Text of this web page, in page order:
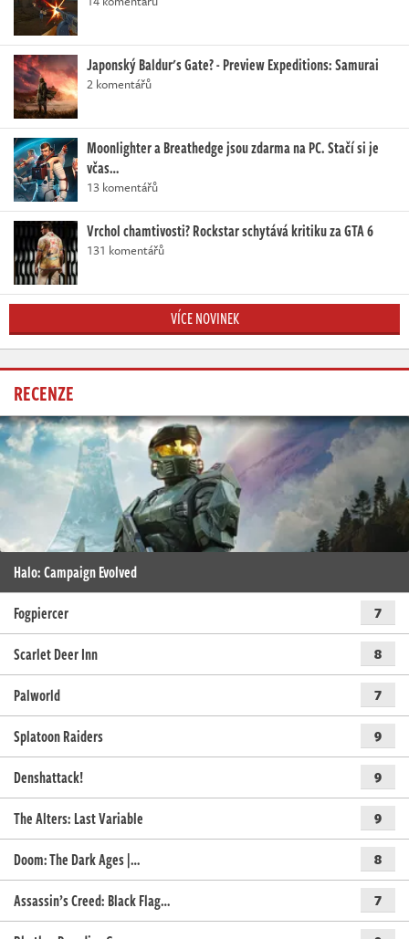
Japonský Baldur's Gate? - Preview Expeditions: Samurai
2 komentářů
Moonlighter a Breathedge jsou zdarma na PC. Stačí si je
včas…
13 komentářů
Vrchol chamtivosti? Rockstar schytává kritiku za GTA 6
131 komentářů
VÍCE NOVINEK
RECENZE
Halo: Campaign Evolved
Fogpiercer
7
Scarlet Deer Inn 8
Palworld 7
Splatoon Raiders 9
Denshattack! 9
The Alters: Last Variable 9
Doom: The Dark Ages |… 8
Assassin’s Creed: Black Flag… 7